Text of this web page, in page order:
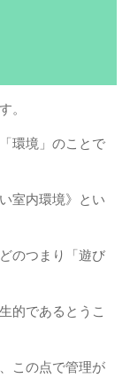
。
環境」のことで
室内環境》とい
のつまり「遊び
的であるとうこ
この点で管理が